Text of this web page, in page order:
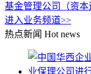
基金管理公司（资本
进入业务频道>>
热点新闻 Hot news